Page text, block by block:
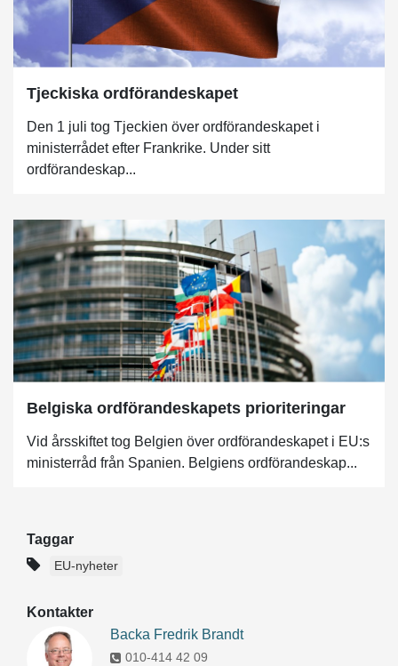
Tjeckiska ordförandeskapet
Den 1 juli tog Tjeckien över ordförandeskapet i
ministerrådet efter Frankrike. Under sitt
ordförandeskap...
Belgiska ordförandeskapets prioriteringar
Vid årsskiftet tog Belgien över ordförandeskapet i EU:s
ministerråd från Spanien. Belgiens ordförandeskap...
Taggar
EU-nyheter
Kontakter
Backa Fredrik Brandt
010-414 42 09